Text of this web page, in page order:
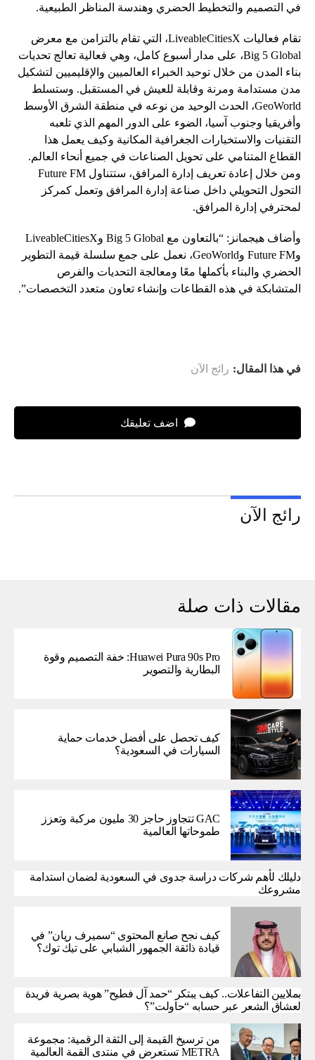
في التصميم والتخطيط الحضري وهندسة المناظر الطبيعية.
تقام فعاليات LiveableCitiesX، التي تقام بالتزامن مع معرض
Big 5 Global، على مدار أسبوع كامل، وهي فعالية تعالج تحديات
بناء المدن من خلال توحيد الخبراء العالميين والإقليميين لتشكيل
مدن مستدامة ومرنة وقابلة للعيش في المستقبل. وستسلط
GeoWorld، الحدث الوحيد من نوعه في منطقة الشرق الأوسط
وأفريقيا وجنوب آسيا، الضوء على الدور المهم الذي تلعبه
التقنيات والاستخبارات الجغرافية المكانية وكيف يعمل هذا
القطاع المتنامي على تحويل الصناعات في جميع أنحاء العالم.
ومن خلال إعادة تعريف إدارة المرافق، ستتناول Future FM
التحول التحويلي داخل صناعة إدارة المرافق وتعمل كمركز
لمحترفي إدارة المرافق.
وأضاف هيجمانز: “بالتعاون مع Big 5 Global وLiveableCitiesX
وFuture FM وGeoWorld، نعمل على جمع سلسلة قيمة التطوير
الحضري والبناء بأكملها معًا ومعالجة التحديات والفرص
المتشابكة في هذه القطاعات وإنشاء تعاون متعدد التخصصات”.
في هذا المقال: رائج الآن
اضف تعليقك
رائج الآن
مقالات ذات صلة
Huawei Pura 90s Pro: خفة التصميم وقوة
البطارية والتصوير
كيف تحصل على أفضل خدمات حماية
السيارات في السعودية؟
GAC تتجاوز حاجز 30 مليون مركبة وتعزز
طموحاتها العالمية
دليلك لأهم شركات دراسة جدوى في السعودية لضمان استدامة
مشروعك
كيف نجح صانع المحتوى “سميرف ريان” في
قيادة ذائقة الجمهور الشبابي على تيك توك؟
بملايين التفاعلات.. كيف يبتكر “حمد آل فطيح” هوية بصرية فريدة
لعشاق الشعر عبر حسابه “حاولت”؟
من ترسيخ القيمة إلى الثقة الرقمية: مجموعة
METRA تستعرض في منتدى القمة العالمية